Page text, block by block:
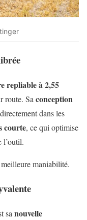
repliable à 2,55
route. Sa conception
dans les
courte, ce qui optimise
l’outil.
maniabilité.
sanouvelle